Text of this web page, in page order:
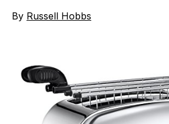
By Russell Hobbs